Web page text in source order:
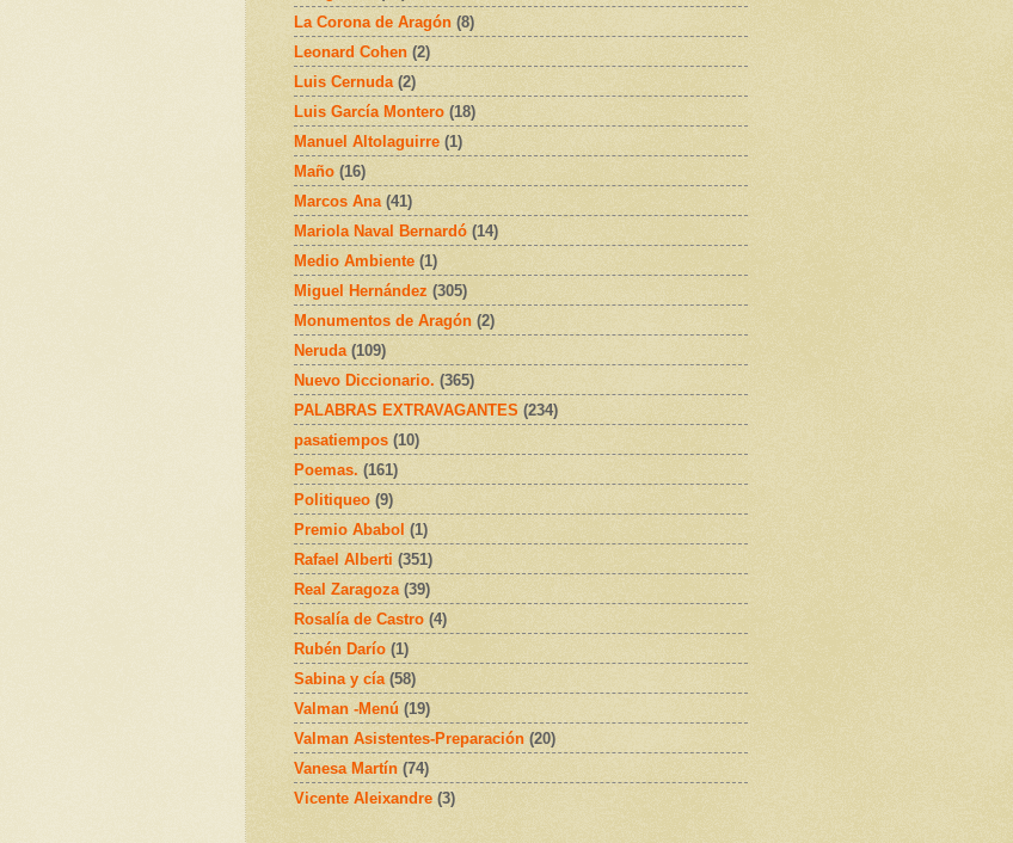
La Corona de Aragón (8)
Leonard Cohen (2)
Luis Cernuda (2)
Luis García Montero (18)
Manuel Altolaguirre (1)
Maño (16)
Marcos Ana (41)
Mariola Naval Bernardó (14)
Medio Ambiente (1)
Miguel Hernández (305)
Monumentos de Aragón (2)
Neruda (109)
Nuevo Diccionario. (365)
PALABRAS EXTRAVAGANTES (234)
pasatiempos (10)
Poemas. (161)
Politiqueo (9)
Premio Ababol (1)
Rafael Alberti (351)
Real Zaragoza (39)
Rosalía de Castro (4)
Rubén Darío (1)
Sabina y cía (58)
Valman -Menú (19)
Valman Asistentes-Preparación (20)
Vanesa Martín (74)
Vicente Aleixandre (3)